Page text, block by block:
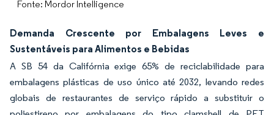
Fonte: Mordor Intelligence
Demanda Crescente por Embalagens Leves e
Sustentáveis para Alimentos e Bebidas
A SB 54 da Califórnia exige 65% de reciclabilidade para
embalagens plásticas de uso único até 2032, levando redes
globais de restaurantes de serviço rápido a substituir o